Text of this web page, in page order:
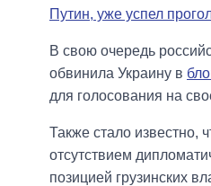
Путин, уже успел
В свою очередь
обвинила Украину в
для голосования на
Также стало известно,
отсутствием
позицией грузинских